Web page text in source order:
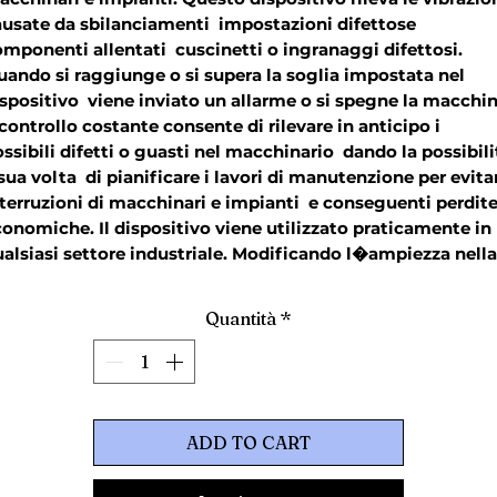
da sbilanciamenti  impostazioni difettose
allentati  cuscinetti o ingranaggi difettosi.
si raggiunge o si supera la soglia impostata nel
viene inviato un allarme o si spegne la
costante consente di rilevare in anticipo i
difetti o guasti nel macchinario  dando la
volta  di pianificare i lavori di manutenzione per
di macchinari e impianti  e conseguenti perdite
Il dispositivo viene utilizzato praticamente in
settore industriale. Modificando l�ampiezza nella
Quantità *
ADD TO CART